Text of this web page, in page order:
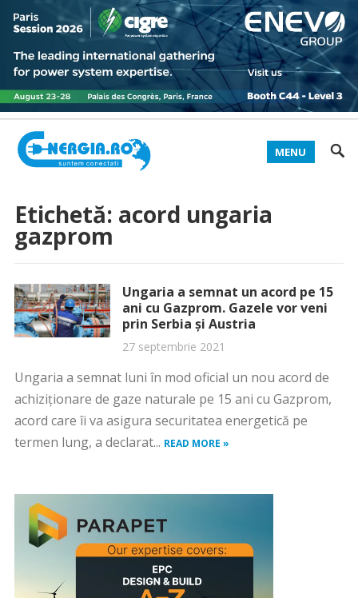
MENU
Etichetă: acord ungaria
gazprom
Ungaria a semnat un acord pe 15
ani cu Gazprom. Gazele vor veni
prin Serbia și Austria
27 septembrie 2021
Ungaria a semnat luni în mod oficial un nou acord de
achiziţionare de gaze naturale pe 15 ani cu Gazprom,
acord care îi va asigura securitatea energetică pe
termen lung, a declarat... READ MORE »